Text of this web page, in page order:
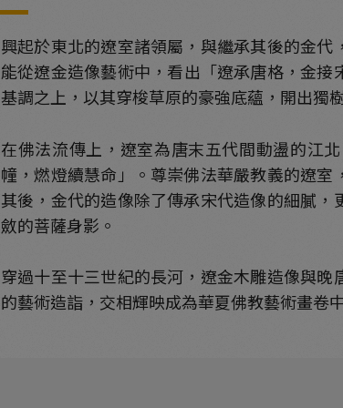
興起於東北的遼室諸領屬，與繼承其後的金
能從遼金造像藝術中，看出「遼承唐格，金
基調之上，以其穿梭草原的豪強底蘊，開出獨
在佛法流傳上，遼室為唐末五代間動盪的江
幢，燃燈續慧命」。尊崇佛法華嚴教義的遼
其後，金代的造像除了傳承宋代造像的細膩
斂的菩薩身影。
穿過十至十三世紀的長河，遼金木雕造像與
的藝術造詣，交相輝映成為華夏佛教藝術畫卷